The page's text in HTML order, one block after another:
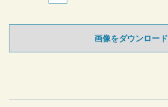
画像をダウンロード